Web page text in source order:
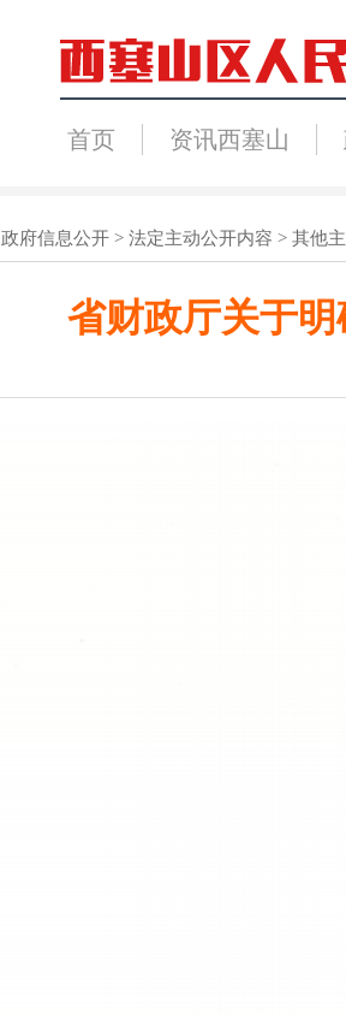
首页 资讯西塞山
政府信息公开 > 法定主动公开内容 > 其他
省财政厅关于